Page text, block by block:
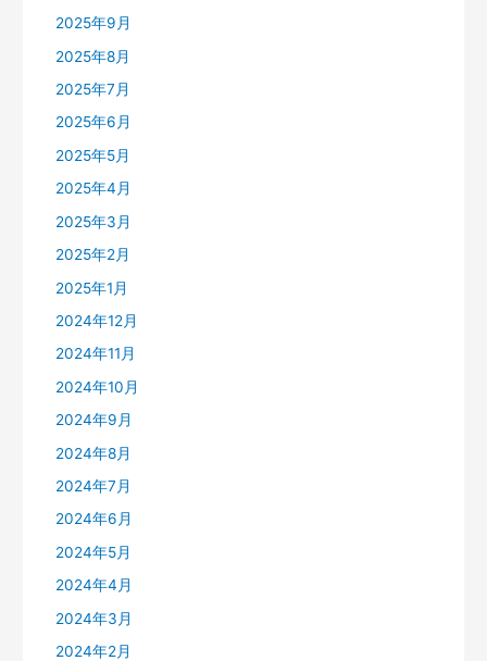
2025年9月
2025年8月
2025年7月
2025年6月
2025年5月
2025年4月
2025年3月
2025年2月
2025年1月
2024年12月
2024年11月
2024年10月
2024年9月
2024年8月
2024年7月
2024年6月
2024年5月
2024年4月
2024年3月
2024年2月